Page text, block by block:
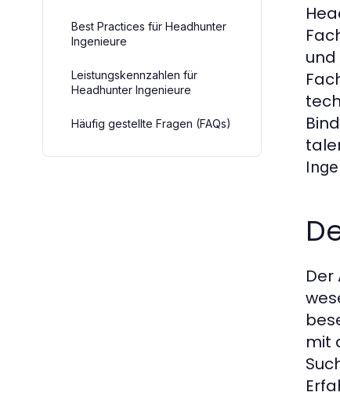
Best Practices für Headhunter
Ingenieure
Leistungskennzahlen für
Headhunter Ingenieure
Häufig gestellte Fragen (FAQs)
mit